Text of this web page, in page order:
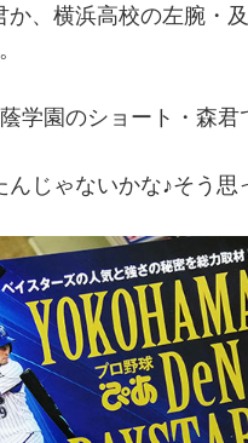
、横浜高校の左腕・
学園のショート・森君
じゃないかな♪そう思